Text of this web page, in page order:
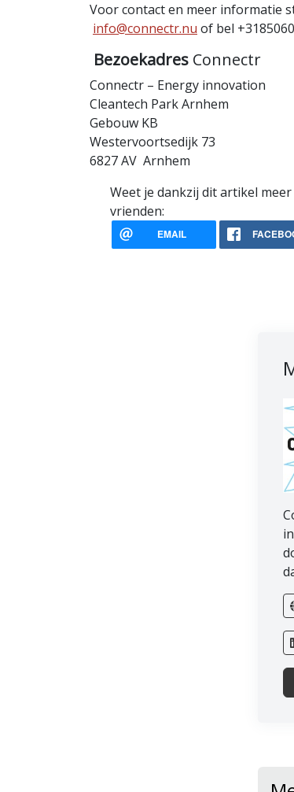
Voor contact en meer informatie
info@connectr.nu of bel
Bezoekadres Connectr
Connectr – Energy innovation
Cleantech Park Arnhem
Gebouw KB
Westervoortsedijk 73
6827 AV Arnhem
Weet je dankzij dit artikel
vrienden:
EMAIL